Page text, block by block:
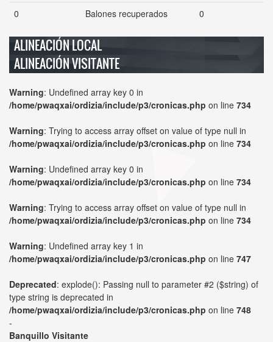
0
Balones recuperados 0
ALINEACIÓN LOCAL
ALINEACIÓN VISITANTE
Warning: Undefined array key 0 in
/home/pwaqxai/ordizia/include/p3/cronicas.php on line 734
Warning: Trying to access array offset on value of type null in
/home/pwaqxai/ordizia/include/p3/cronicas.php on line 734
Warning: Undefined array key 0 in
/home/pwaqxai/ordizia/include/p3/cronicas.php on line 734
Warning: Trying to access array offset on value of type null in
/home/pwaqxai/ordizia/include/p3/cronicas.php on line 734
Warning: Undefined array key 1 in
/home/pwaqxai/ordizia/include/p3/cronicas.php on line 747
Deprecated: explode(): Passing null to parameter #2 ($string) of
type string is deprecated in
/home/pwaqxai/ordizia/include/p3/cronicas.php on line 748
-
Banquillo Visitante